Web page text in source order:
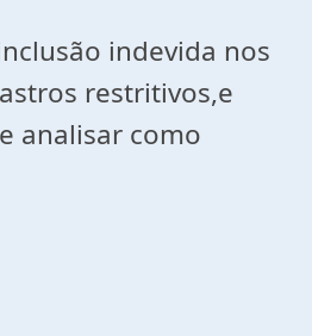
indevida nos
restritivos,e
analisar como